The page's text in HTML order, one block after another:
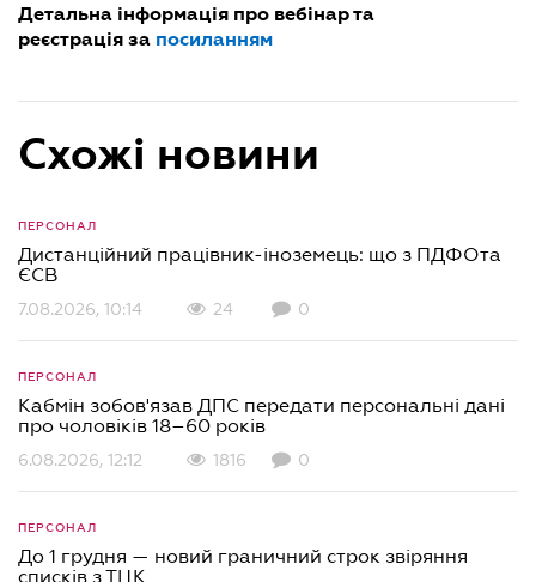
Детальна інформація про вебінар та
реєстрація за посиланням
Схожі новини
ПЕРСОНАЛ
Дистанційний працівник-іноземець: що з ПДФОта
ЄСВ
7.08.2026, 10:14 24 0
ПЕРСОНАЛ
Кабмін зобов'язав ДПС передати персональні дані
про чоловіків 18–60 років
6.08.2026, 12:12 1816 0
ПЕРСОНАЛ
До 1 грудня — новий граничний строк звіряння
списків з ТЦК